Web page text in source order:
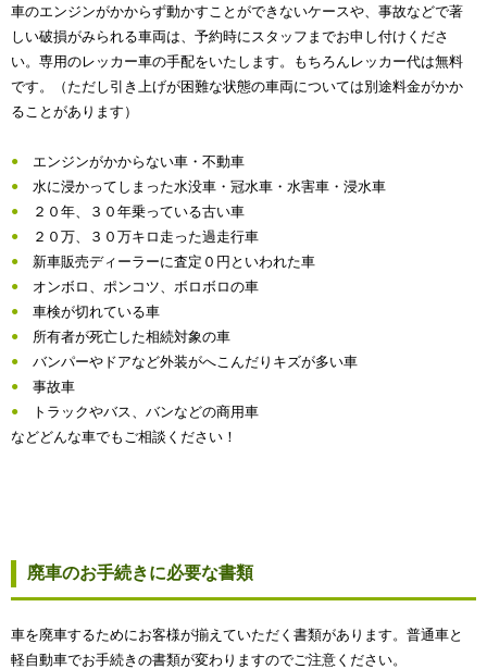
車のエンジンがかからず動かすことができないケースや、事故などで著
しい破損がみられる車両は、予約時にスタッフまでお申し付けくださ
い。専用のレッカー車の手配をいたします。もちろんレッカー代は無料
です。（ただし引き上げが困難な状態の車両については別途料金がかか
ることがあります）
エンジンがかからない車・不動車
水に浸かってしまった水没車・冠水車・水害車・浸水車
２０年、３０年乗っている古い車
２０万、３０万キロ走った過走行車
新車販売ディーラーに査定０円といわれた車
オンボロ、ポンコツ、ボロボロの車
車検が切れている車
所有者が死亡した相続対象の車
バンパーやドアなど外装がへこんだりキズが多い車
事故車
トラックやバス、バンなどの商用車
などどんな車でもご相談ください！
廃車のお手続きに必要な書類
車を廃車するためにお客様が揃えていただく書類があります。普通車と
軽自動車でお手続きの書類が変わりますのでご注意ください。